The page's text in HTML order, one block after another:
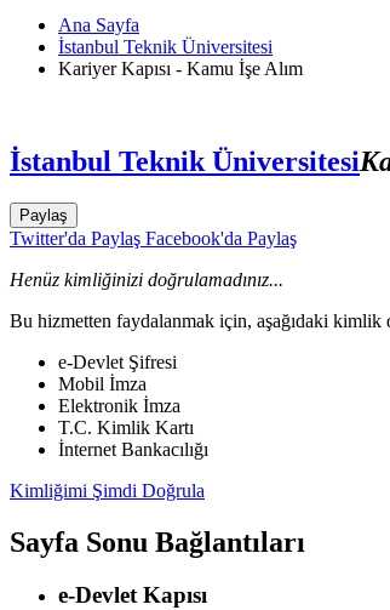
Ana Sayfa
İstanbul Teknik Üniversitesi
Kariyer Kapısı - Kamu İşe Alım
İstanbul Teknik Üniversitesi
Paylaş
Twitter'da Paylaş Facebook'da Paylaş
Henüz kimliğinizi doğrulamadınız...
Bu hizmetten faydalanmak için, aşağıdaki kimlik
e-Devlet Şifresi
Mobil İmza
Elektronik İmza
T.C. Kimlik Kartı
İnternet Bankacılığı
Kimliğimi Şimdi Doğrula
Sayfa Sonu Bağlantıları
e-Devlet Kapısı